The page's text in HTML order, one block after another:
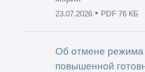
23.07.2026• PDF 76 КБ
Об отмене режима
повышенной